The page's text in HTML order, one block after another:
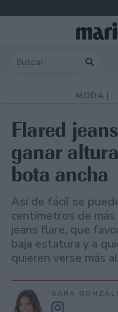
MODA |
Flared
ganar
bota ancha
Así de fácil se
centímetros de
jeans flare, que
baja estatura y a
quieren verse más
SARA